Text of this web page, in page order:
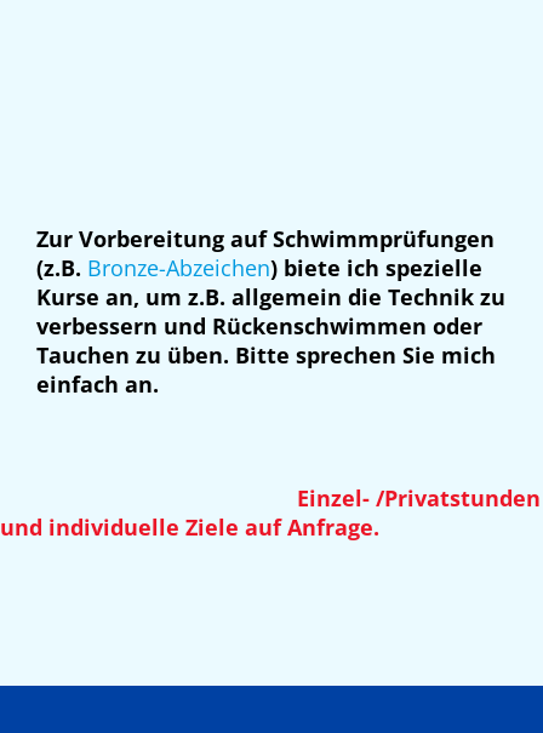
Zur Vorbereitung auf Schwimmprüfungen
(z.B. Bronze-Abzeichen) biete ich spezielle
Kurse an, um z.B. allgemein die Technik zu
verbessern und Rückenschwimmen oder
Tauchen zu üben. Bitte sprechen Sie mich
einfach an.
Einzel- /Privatstunden
und individuelle Ziele auf Anfrage.